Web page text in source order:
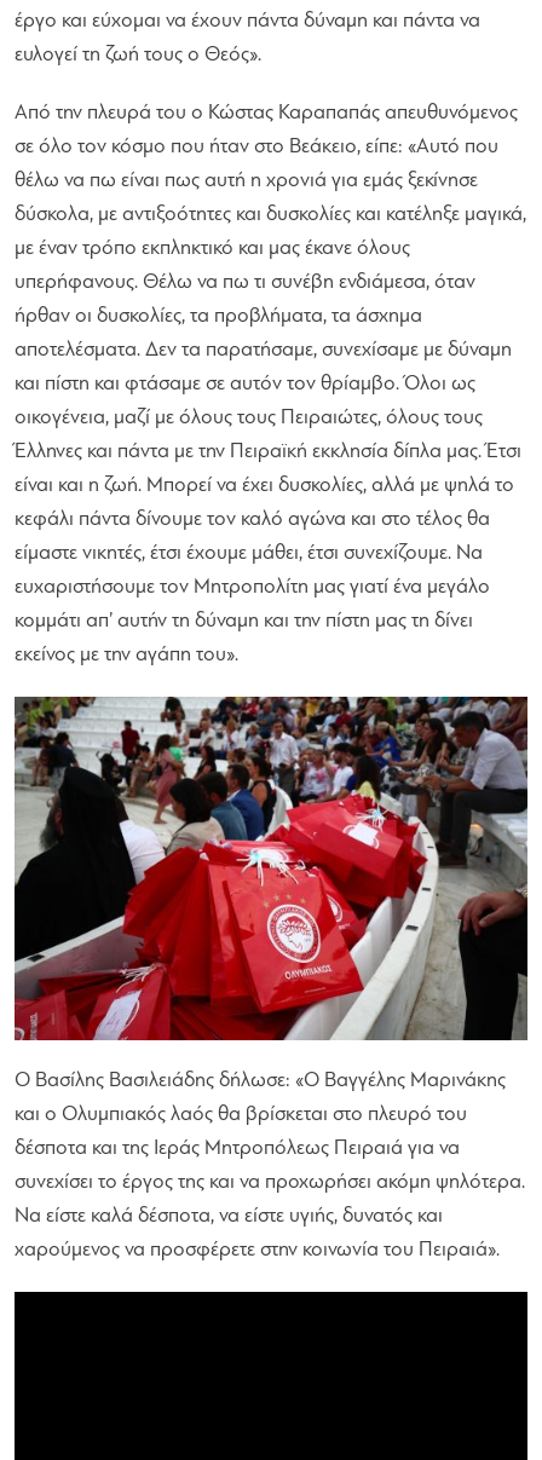
έργο και εύχομαι να έχουν πάντα δύναμη και πάντα να
ευλογεί τη ζωή τους ο Θεός».
Από την πλευρά του ο Κώστας Καραπαπάς απευθυνόμενος
σε όλο τον κόσμο που ήταν στο Βεάκειο, είπε: «Αυτό που
θέλω να πω είναι πως αυτή η χρονιά για εμάς ξεκίνησε
δύσκολα, με αντιξοότητες και δυσκολίες και κατέληξε μαγικά,
με έναν τρόπο εκπληκτικό και μας έκανε όλους
υπερήφανους. Θέλω να πω τι συνέβη ενδιάμεσα, όταν
ήρθαν οι δυσκολίες, τα προβλήματα, τα άσχημα
αποτελέσματα. Δεν τα παρατήσαμε, συνεχίσαμε με δύναμη
και πίστη και φτάσαμε σε αυτόν τον θρίαμβο. Όλοι ως
οικογένεια, μαζί με όλους τους Πειραιώτες, όλους τους
Έλληνες και πάντα με την Πειραϊκή εκκλησία δίπλα μας. Έτσι
είναι και η ζωή. Μπορεί να έχει δυσκολίες, αλλά με ψηλά το
κεφάλι πάντα δίνουμε τον καλό αγώνα και στο τέλος θα
είμαστε νικητές, έτσι έχουμε μάθει, έτσι συνεχίζουμε. Να
ευχαριστήσουμε τον Μητροπολίτη μας γιατί ένα μεγάλο
κομμάτι απ’ αυτήν τη δύναμη και την πίστη μας τη δίνει
εκείνος με την αγάπη του».
Ο Βασίλης Βασιλειάδης δήλωσε: «Ο Βαγγέλης Μαρινάκης
και ο Ολυμπιακός λαός θα βρίσκεται στο πλευρό του
δέσποτα και της Ιεράς Μητροπόλεως Πειραιά για να
συνεχίσει το έργος της και να προχωρήσει ακόμη ψηλότερα.
Να είστε καλά δέσποτα, να είστε υγιής, δυνατός και
χαρούμενος να προσφέρετε στην κοινωνία του Πειραιά».